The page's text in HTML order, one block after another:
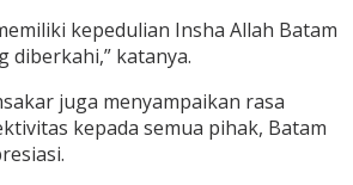
kepedulian Insha Allah Batam
diberkahi,” katanya.
juga menyampaikan rasa
kepada semua pihak, Batam